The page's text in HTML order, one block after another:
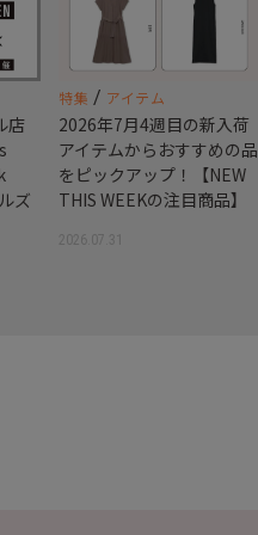
店
ズ
特集 / アイテム
2026年7月4週目の新入荷
アイテムからおすすめの品
をピックアップ！【NEW
THIS WEEKの注目商品】
2026.07.31